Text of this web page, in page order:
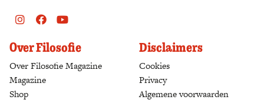
Instagram
FacebookYoutube
Over Filosofie
Over Filosofie Magazine
Magazine
Shop
Disclaimers
Cookies
Privacy
Algemene voorwaarden